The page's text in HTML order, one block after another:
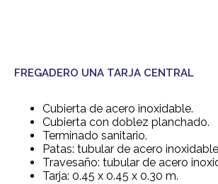
FREGADERO UNA TARJA CENTRAL
Cubierta de acero inoxidable.
Cubierta con doblez planchado.
Terminado sanitario.
Patas: tubular de acero
Travesaño: tubular de acero
Tarja: 0.45 x 0.45 x 0.30 m.